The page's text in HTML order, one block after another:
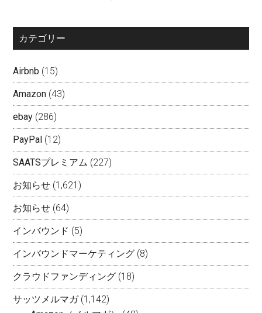
カテゴリー
Airbnb (15)
Amazon (43)
ebay (286)
PayPal (12)
SAATSプレミアム (227)
お知らせ (1,621)
お知らせ (64)
インバウンド (5)
インバウンドマーケティング (8)
クラウドファンディング (18)
サッツメルマガ(1,142)